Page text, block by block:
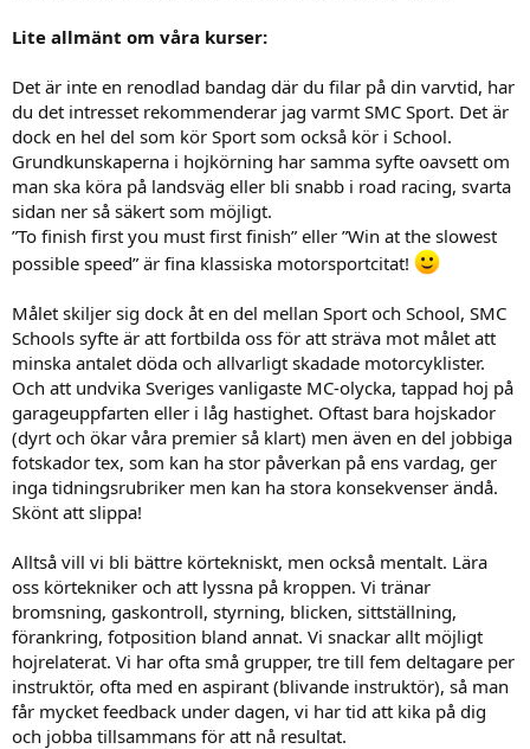
Lite allmänt om våra kurser:
Det är inte en renodlad bandag där du filar på din varvtid, har
du det intresset rekommenderar jag varmt SMC Sport. Det är
dock en hel del som kör Sport som också kör i School.
Grundkunskaperna i hojkörning har samma syfte oavsett om
man ska köra på landsväg eller bli snabb i road racing, svarta
sidan ner så säkert som möjligt.
”To finish first you must first finish” eller ”Win at the slowest
possible speed” är fina klassiska motorsportcitat!
Målet skiljer sig dock åt en del mellan Sport och School, SMC
Schools syfte är att fortbilda oss för att sträva mot målet att
minska antalet döda och allvarligt skadade motorcyklister.
Och att undvika Sveriges vanligaste MC-olycka, tappad hoj på
garageuppfarten eller i låg hastighet. Oftast bara hojskador
(dyrt och ökar våra premier så klart) men även en del jobbiga
fotskador tex, som kan ha stor påverkan på ens vardag, ger
inga tidningsrubriker men kan ha stora konsekvenser ändå.
Skönt att slippa!
Alltså vill vi bli bättre körtekniskt, men också mentalt. Lära
oss körtekniker och att lyssna på kroppen. Vi tränar
bromsning, gaskontroll, styrning, blicken, sittställning,
förankring, fotposition bland annat. Vi snackar allt möjligt
hojrelaterat. Vi har ofta små grupper, tre till fem deltagare per
instruktör, ofta med en aspirant (blivande instruktör), så man
får mycket feedback under dagen, vi har tid att kika på dig
och jobba tillsammans för att nå resultat.